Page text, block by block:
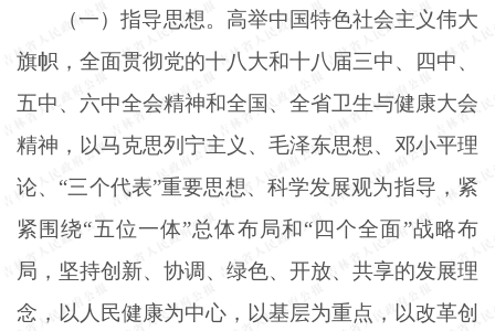
（一）指导思想。高举中国特色社会主义伟大
旗帜，全面贯彻党的十八大和十八届三中、四中、
五中、六中全会精神和全国、全省卫生与健康大会
精神，以马克思列宁主义、毛泽东思想、邓小平理
论、 “三个代表”重要思想、科学发展观为指导，紧
紧围绕“五位一体”总体布局和“四个全面”战略布
局，坚持创新、协调、绿色、开放、共享的发展理
念，以人民健康为中心，以基层为重点，以改革创